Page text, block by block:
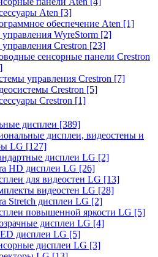
Aten [3]
обеспечение Aten [1]
WyreStorm [2]
Crestron [23]
сенсорные панели Crestron
управления Crestron [7]
Crestron [5]
Crestron [1]
дисплеи [389]
дисплеи, видеостены и
LG [127]
дисплеи LG [2]
HD дисплеи LG [26]
для видеостен LG [13]
видеостен LG [28]
Stretch дисплеи LG [2]
повышенной яркости LG [5]
дисплеи LG [4]
дисплеи LG [5]
дисплеи LG [3]